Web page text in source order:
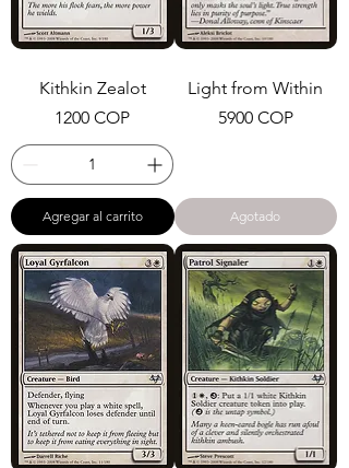
Kithkin Zealot
Precio
1200 COP
Agregar al carrito
Light from Within
Precio
5900 COP
Agotado